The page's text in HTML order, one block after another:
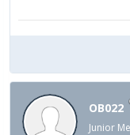
OB022
Junior